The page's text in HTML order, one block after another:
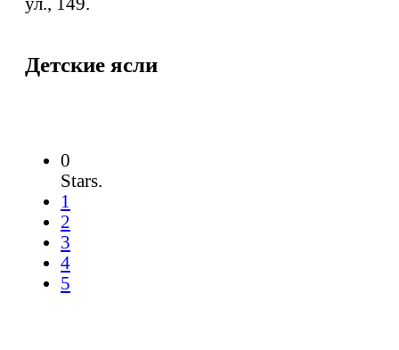
Детские ясли
0
Stars.
1
2
3
4
5